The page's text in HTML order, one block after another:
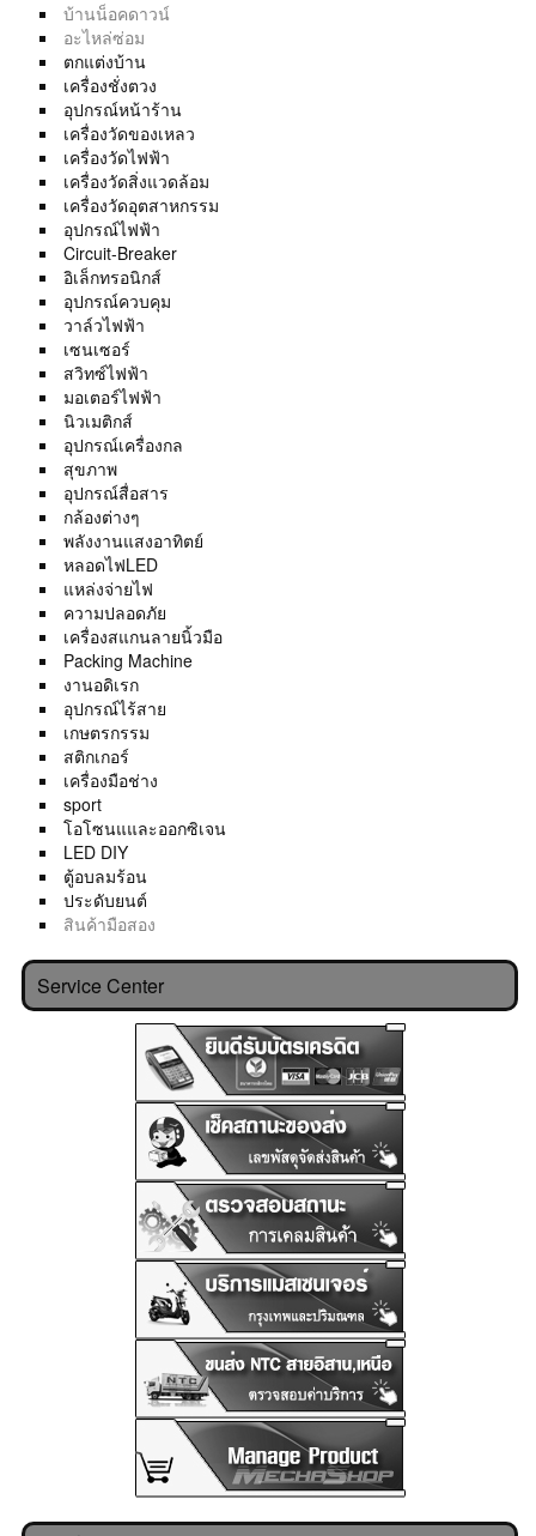
บ้านน็อคดาวน์
อะไหล่ซ่อม
ตกแต่งบ้าน
เครื่องชั่งตวง
อุปกรณ์หน้าร้าน
เครื่องวัดของเหลว
เครื่องวัดไฟฟ้า
เครื่องวัดสิ่งแวดล้อม
เครื่องวัดอุตสาหกรรม
อุปกรณ์ไฟฟ้า
Circuit-Breaker
อิเล็กทรอนิกส์
อุปกรณ์ควบคุม
วาล์วไฟฟ้า
เซนเซอร์
สวิทซ์ไฟฟ้า
มอเตอร์ไฟฟ้า
นิวเมติกส์
อุปกรณ์เครื่องกล
สุขภาพ
อุปกรณ์สื่อสาร
กล้องต่างๆ
พลังงานแสงอาทิตย์
หลอดไฟLED
แหล่งจ่ายไฟ
ความปลอดภัย
เครื่องสแกนลายนิ้วมือ
Packing Machine
งานอดิเรก
อุปกรณ์ไร้สาย
เกษตรกรรม
สติกเกอร์
เครื่องมือช่าง
sport
โอโซนแและออกซิเจน
LED DIY
ตู้อบลมร้อน
ประดับยนต์
สินค้ามือสอง
Service Center